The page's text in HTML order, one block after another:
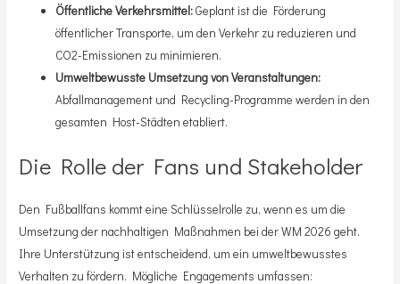
Öffentliche Verkehrsmittel:Geplant ist die Förderung
öffentlicher Transporte, um den Verkehr zu reduzieren und
CO2-Emissionen zu minimieren.
Umweltbewusste Umsetzung von Veranstaltungen:
Abfallmanagement und Recycling-Programme werden in den
gesamten Host-Städten etabliert.
Die Rolle der Fans und Stakeholder
Den Fußballfans kommt eine Schlüsselrolle zu, wenn es um die
Umsetzung der nachhaltigen Maßnahmen bei der WM 2026 geht.
Ihre Unterstützung ist entscheidend, um ein umweltbewusstes
Verhalten zu fördern. Mögliche Engagements umfassen: